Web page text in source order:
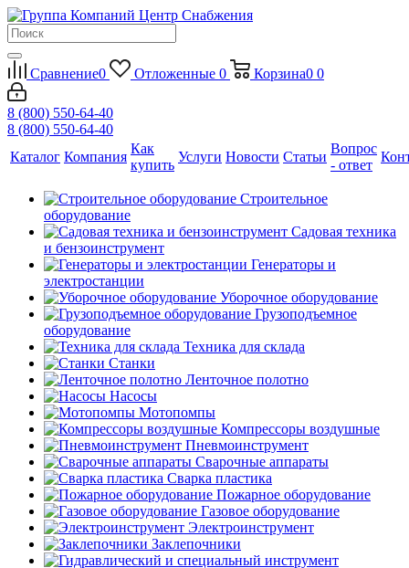
Сравнение0 Отложенные 0 Корзина0 0
8 (800) 550-64-40
8 (800) 550-64-40
Каталог Компания
Как
купить
Услуги Новости Статьи
Вопрос
- ответ
Строительное
оборудование
Садовая техника
и бензоинструмент
Генераторы и
электростанции
Уборочное оборудование
Грузоподъемное
оборудование
Техника для склада
Станки
Ленточное полотно
Насосы
Мотопомпы
Компрессоры воздушные
Пневмоинструмент
Сварочные аппараты
Сварка пластика
Пожарное оборудование
Газовое оборудование
Электроинструмент
Заклепочники